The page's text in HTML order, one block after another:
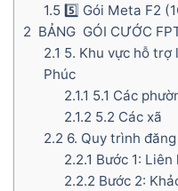
1.55️⃣ Gói Meta F2
2 BẢNG GÓI CƯỚC
2.1 5. Khu vực hỗ trợ
Phúc
2.1.1 5.1 Các
2.1.2 5.2 Các xã
2.2 6. Quy trình
2.2.1 Bước 1:
2.2.2 Bước 2: